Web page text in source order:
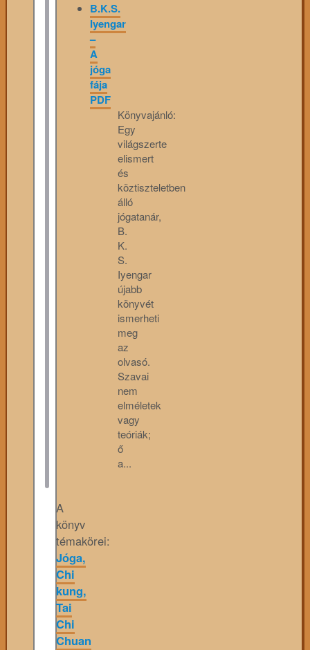
B.K.S.
Iyengar
–
A
jóga
fája
PDF
Könyvajánló:
Egy
világszerte
elismert
és
köztiszteletben
álló
jógatanár,
B.
K.
S.
Iyengar
újabb
könyvét
ismerheti
meg
az
olvasó.
Szavai
nem
elméletek
vagy
teóriák;
ő
a...
A
könyv
témakörei:
Jóga,
Chi
kung,
Tai
Chi
Chuan